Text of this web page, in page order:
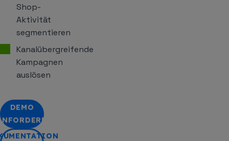
Shop-
Aktivität
segmentieren
Kanalübergreifende
Kampagnen
auslösen
DEMO